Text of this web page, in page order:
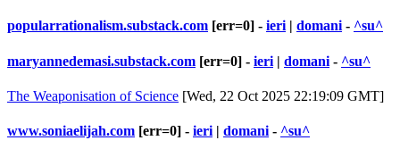
popularrationalism.substack.com [err=0] - ieri| domani- ^su^
maryannedemasi.substack.com [err=0] - ieri | domani - ^su^
The Weaponisation of Science [Wed, 22 Oct 2025 22:19:09 GMT]
www.soniaelijah.com [err=0] - ieri | domani - ^su^